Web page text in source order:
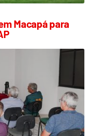
Macapá para